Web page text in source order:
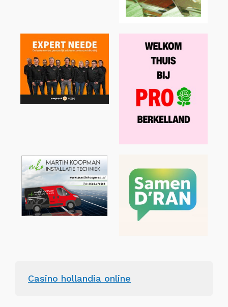
Casino hollandia online